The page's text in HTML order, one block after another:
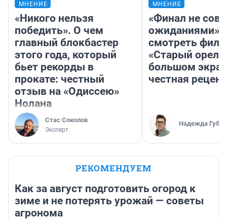
МНЕНИЕ
«Никого нельзя
победить». О чем
главный блокбастер
этого года, который
бьет рекорды в
прокате: честный
отзыв на «Одиссею»
Нолана
Стас Соколов
Эксперт
МНЕНИЕ
«Финал не
ожиданиями»:
смотреть
«Старый орел»
большом
честная
Надежда
РЕКОМЕНДУЕМ
Как за август подготовить огород к
зиме и не потерять урожай — советы
агронома